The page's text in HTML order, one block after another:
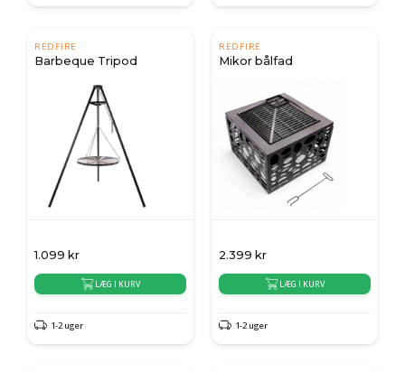
REDFIRE
Barbeque Tripod
1.099 kr
LÆG I KURV
1-2 uger
REDFIRE
Mikor bålfad
2.399 kr
LÆG I KURV
1-2 uger